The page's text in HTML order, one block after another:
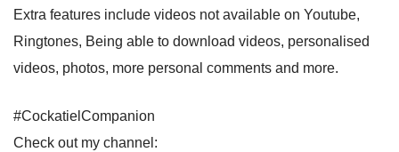
Extra features include videos not available on Youtube,
Ringtones, Being able to download videos, personalised
videos, photos, more personal comments and more.
#CockatielCompanion
Check out my channel: